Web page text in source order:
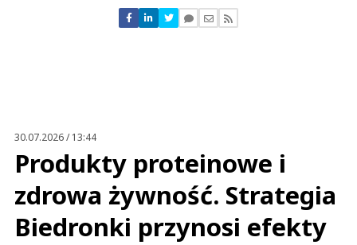
Nie znaleziono komentarzy
Zostaw swoje komentarze
30.07.2026 / 13:44
Produkty proteinowe i
zdrowa żywność. Strategia
Biedronki przynosi efekty